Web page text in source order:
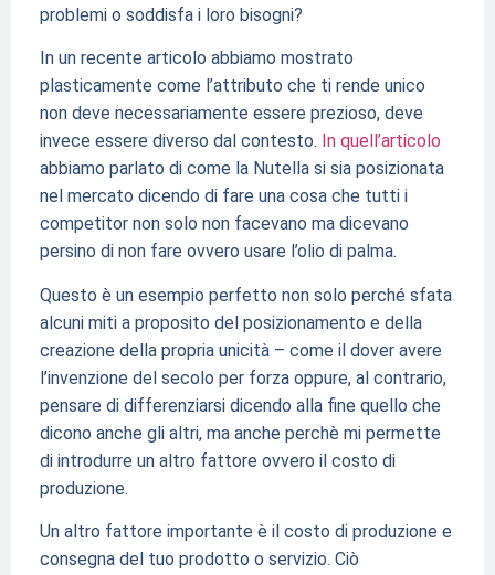
problemi o soddisfa i loro bisogni?
In un recente articolo abbiamo mostrato
plasticamente come l’attributo che ti rende unico
non deve necessariamente essere prezioso, deve
invece essere diverso dal contesto. In quell’articolo
abbiamo parlato di come la Nutella si sia posizionata
nel mercato dicendo di fare una cosa che tutti i
competitor non solo non facevano ma dicevano
persino di non fare ovvero usare l’olio di palma.
Questo è un esempio perfetto non solo perché sfata
alcuni miti a proposito del posizionamento e della
creazione della propria unicità – come il dover avere
l’invenzione del secolo per forza oppure, al contrario,
pensare di differenziarsi dicendo alla fine quello che
dicono anche gli altri, ma anche perchè mi permette
di introdurre un altro fattore ovvero il costo di
produzione.
Un altro fattore importante è il costo di produzione e
consegna del tuo prodotto o servizio. Ciò